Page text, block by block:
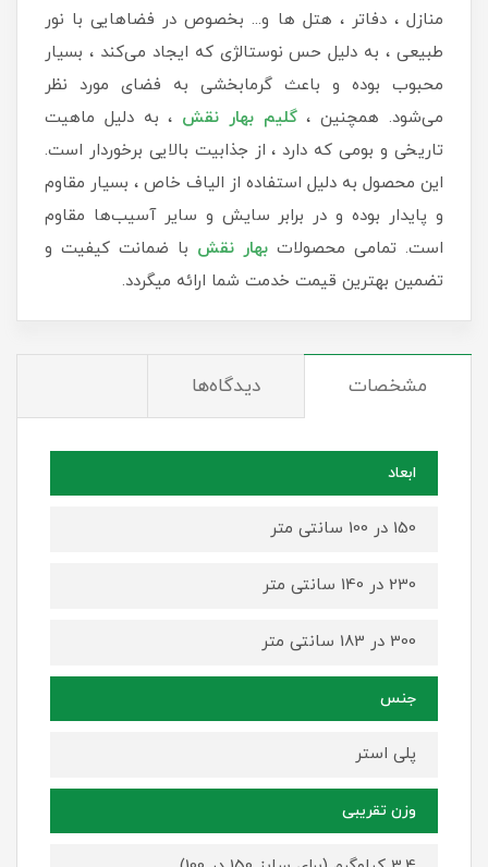
منازل ، دفاتر ، هتل ها و... بخصوص در فضاهایی با نور
طبیعی ، به دلیل حس نوستالژی که ایجاد می‌کند ، بسیار
محبوب بوده و باعث گرمابخشی به فضای مورد نظر
می‌شود. همچنین ،گلیم بهار نقش ، به‌ دلیل ماهیت
تاریخی و بومی که دارد ، از جذابیت بالایی برخوردار است.
این محصول به دلیل استفاده از الیاف خاص ، بسیار مقاوم
و پایدار بوده و در برابر سایش و سایر آسیب‌ها مقاوم
است. تمامی محصولات بهار نقش با ضمانت کیفیت و
تضمین بهترین قیمت خدمت شما ارائه میگردد.
مشخصات دیدگاه‌ها
ابعاد
150 در 100 سانتی متر
230 در 140 سانتی متر
300 در 183 سانتی متر
جنس
پلی استر
وزن تقریبی